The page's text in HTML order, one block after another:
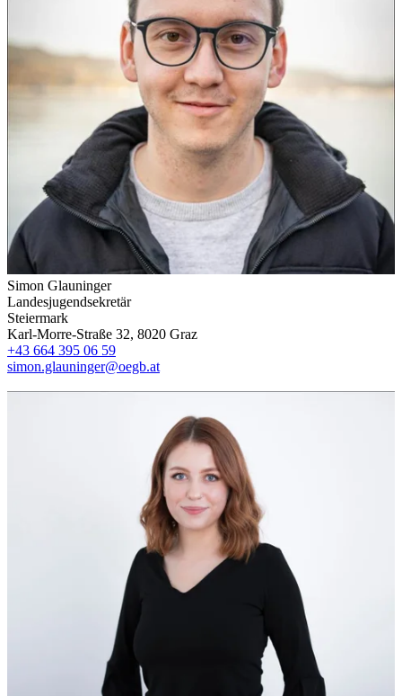
Simon Glauninger
Landesjugendsekretär
Steiermark
Karl-Morre-Straße 32, 8020 Graz
+43 664 395 06 59
simon.glauninger@oegb.at